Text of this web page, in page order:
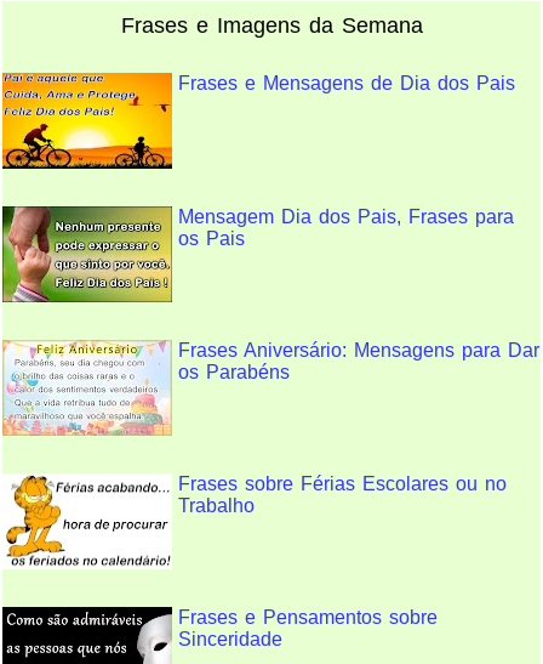
Frases e Imagens da Semana
Frases e Mensagens de Dia dos Pais
Mensagem Dia dos Pais, Frases para
os Pais
Frases Aniversário: Mensagens para Dar
os Parabéns
Frases sobre Férias Escolares ou no
Trabalho
Frases e Pensamentos sobre
Sinceridade